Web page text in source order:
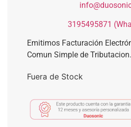
3195495871
Emitimos Facturación
Comun Simple de Tributacion.
Fuera de Stock